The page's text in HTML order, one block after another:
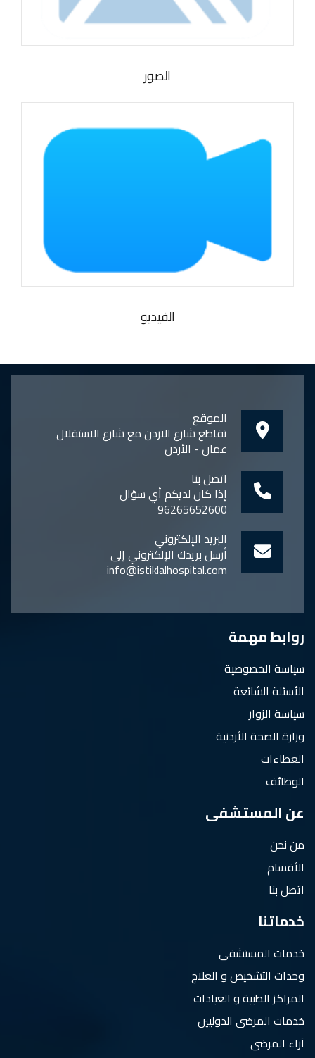
الصور
الفيديو
الموقع
تقاطع شارع الاردن مع شارع الاستقلال
عمان - الأردن
اتصل بنا
إذا كان لديكم أي سؤال
96265652600
البريد الإلكتروني
أرسل بريدك الإلكتروني إلى
info@istiklalhospital.com
روابط مهمة
سياسة الخصوصية
الأسئلة الشائعة
سياسة الزوار
وزارة الصحة الأردنية
العطاءات
الوظائف
عن المستشفى
من نحن
الأقسام
اتصل بنا
خدماتنا
خدمات المستشفى
وحدات التشخيص و العلاج
المراكز الطبية و العيادات
خدمات المرضى الدوليين
آراء المرضى